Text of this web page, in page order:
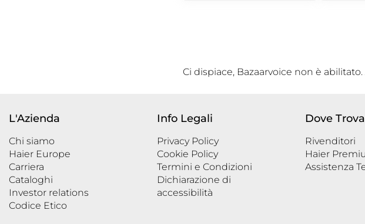
Ci dispiace, Bazaarvoice non è
L'Azienda
Chi siamo
Haier Europe
Carriera
Cataloghi
Investor relations
Codice Etico
Info Legali
Privacy Policy
Cookie Policy
Termini e Condizioni
Dichiarazione di
accessibilità
Dove
Rivenditori
Haier
Assistenza